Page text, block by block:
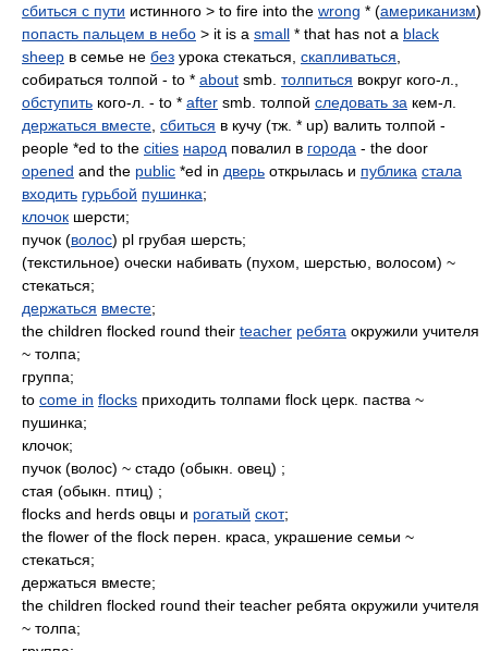
сбиться с пути истинного > to fire into the wrong * (американизм)
попасть пальцем в небо > it is a small * that has not a black
sheep в семье не без урока стекаться, скапливаться
собираться толпой - to * about smb. толпиться вокруг кого-л.,
обступить кого-л. - to * after smb. толпой следовать за кем-л.
держаться вместе сбиться в кучу (тж. * up) валить толпой -
people *ed to the cities народ повалил в города - the door
opened and the public *ed in дверь открылась и публика стала
входить гурьбой пушинка;
клочок шерсти;
пучок (волос) pl грубая шерсть;
(текстильное) очески набивать (пухом, шерстью, волосом) ~
стекаться;
держаться вместе;
the children flocked round their teacher ребята окружили учителя
~ толпа;
группа;
to come in flocks приходить толпами flock церк. паства ~
пушинка;
клочок;
пучок (волос) ~ стадо (обыкн. овец) ;
стая (обыкн. птиц) ;
flocks and herds овцы и рогатый скот;
the flower of the flock перен. краса, украшение семьи ~
стекаться;
держаться вместе;
the children flocked round their teacher ребята окружили учителя
~ толпа;